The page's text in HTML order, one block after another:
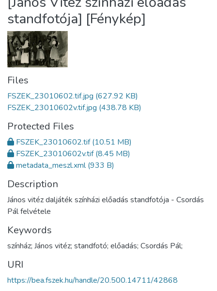
About us
standfotója] [Fénykép]
Files
FSZEK_23010602.tif.jpg (627.92 KB)
FSZEK_23010602v.tif.jpg (438.78 KB)
Protected Files
FSZEK_23010602.tif(10.51 MB)
FSZEK_23010602v.tif(8.45 MB)
metadata_meszl.xml(933 B)
Description
János vitéz daljáték színházi előadás standfotója - Csordás
Pál felvétele
Keywords
színház; János vitéz; standfotó; előadás; Csordás Pál;
URI
https://bea.fszek.hu/handle/20.500.14711/42868